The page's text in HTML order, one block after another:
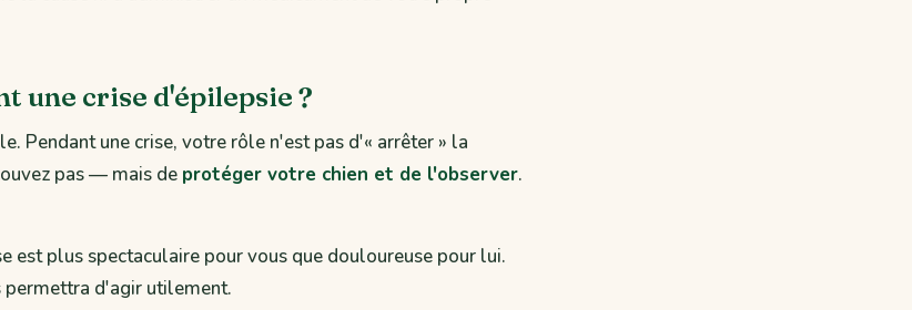
une crise d'épilepsie ?
Pendant une crise, votre rôle n'est pas d'« arrêter » la
pas — mais de protéger votre chien et de l'observer.
est plus spectaculaire pour vous que douloureuse pour lui.
d'agir utilement.